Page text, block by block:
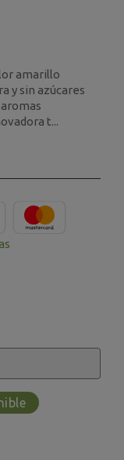
amarillo
y sin azúcares
t...